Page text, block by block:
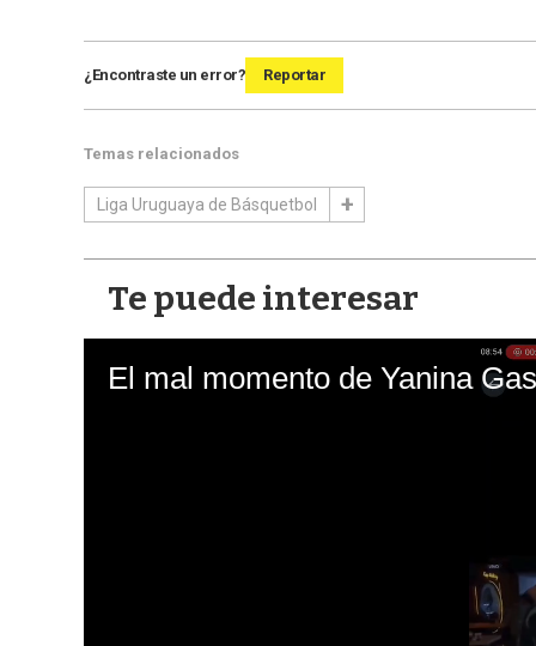
¿Encontraste un error? Reportar
Temas relacionados
Liga Uruguaya de Básquetbol
Te puede interesar